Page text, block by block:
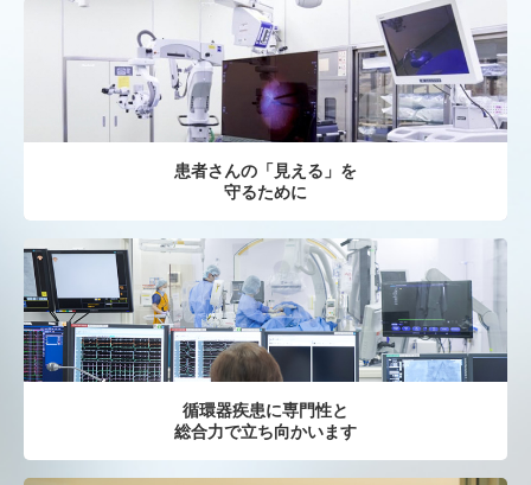
患者さんの「見える」を
守るために
循環器疾患に専門性と
総合力で立ち向かいます